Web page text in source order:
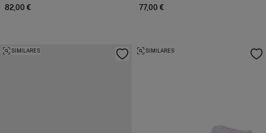
82,00 € 77,00 €
SIMILARES SIMILARES